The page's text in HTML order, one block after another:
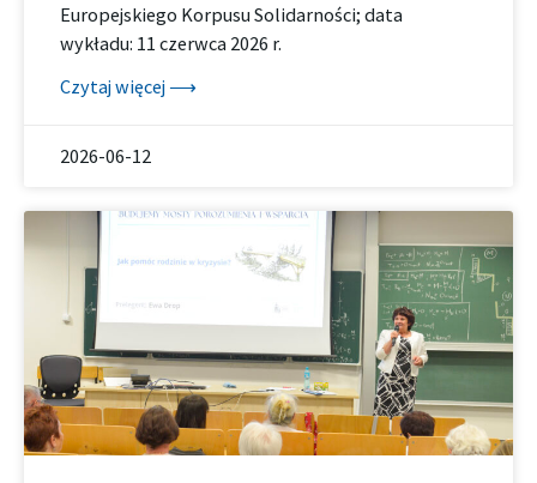
Europejskiego Korpusu Solidarności; data
wykładu: 11 czerwca 2026 r.
Czytaj więcej ⟶
2026-06-12